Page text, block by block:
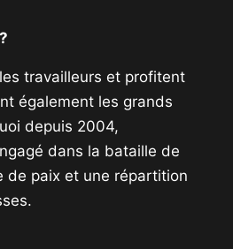
travailleurs et profitent
également les grands
depuis 2004,
dans la bataille de
de paix et une répartition